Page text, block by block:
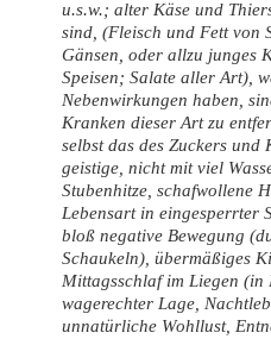
u.s.w.; alter Käse und
sind, (Fleisch und Fett von
Gänsen, oder allzu junges
Speisen; Salate aller Art),
Nebenwirkungen haben,
Kranken dieser Art zu
selbst das des Zuckers und
geistige, nicht mit viel
Stubenhitze, schafwollene
Lebensart in eingesperrter
bloß negative Bewegung
Schaukeln), übermäßiges
Mittagsschlaf im Liegen (in
wagerechter Lage,
unnatürliche Wohllust,